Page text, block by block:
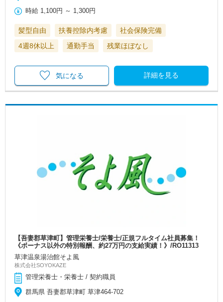
時給 1,100円 ～ 1,300円
髪型自由 扶養控除内考慮
社会保険完備
4週8休以上
通勤手当 残業ほぼなし
詳細を見る
気になる
【吾妻郡草津町】管理栄養士/栄養士/正規フルタイム社員募集！
《ボーナス以外の特別報酬、約27万円の支給実績！》/RO11313
草津温泉湯治館そよ風
株式会社SOYOKAZE
管理栄養士・栄養士 / 契約職員
群馬県 吾妻郡草津町 草津464-702